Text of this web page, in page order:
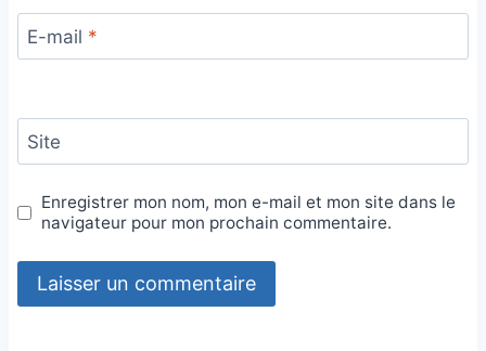
E-mail *
Site
Enregistrer mon nom, mon e-mail et mon site dans le
navigateur pour mon prochain commentaire.